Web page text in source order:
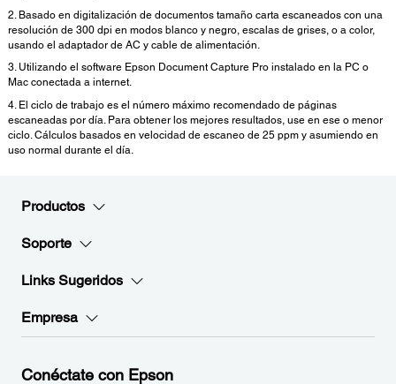
2. Basado en digitalización de documentos tamaño carta escaneados con una
resolución de 300 dpi en modos blanco y negro, escalas de grises, o a color,
usando el adaptador de AC y cable de alimentación.
3. Utilizando el software Epson Document Capture Pro instalado en la PC o
Mac conectada a internet.
4. El ciclo de trabajo es el número máximo recomendado de páginas
escaneadas por día. Para obtener los mejores resultados, use en ese o menor
ciclo. Cálculos basados en velocidad de escaneo de 25 ppm y asumiendo en
uso normal durante el día.
Productos
Soporte
Links Sugeridos
Empresa
Conéctate con Epson